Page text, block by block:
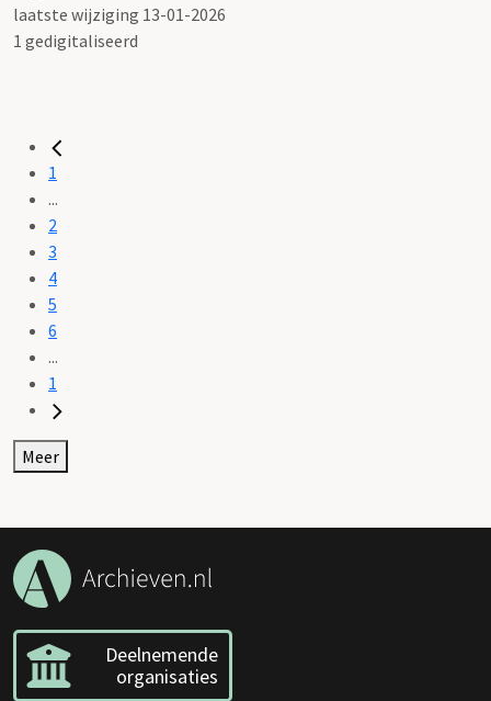
laatste wijziging 13-01-2026
1 gedigitaliseerd
1
...
2
3
4
5
6
...
1
Meer
Deelnemende
organisaties